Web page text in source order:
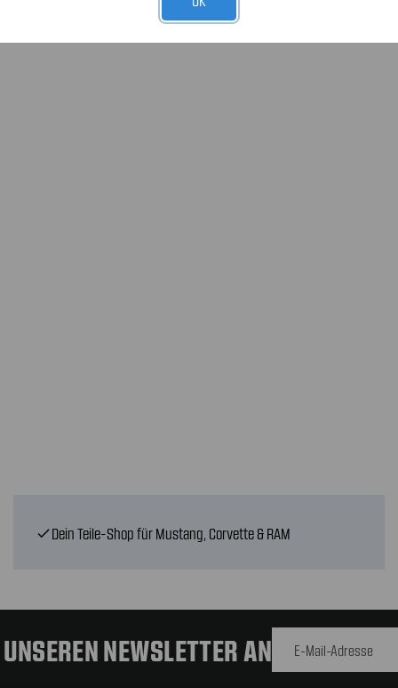
checkDein Teile-Shop für Mustang, Corvette & RAM
NEWSLETTER AN